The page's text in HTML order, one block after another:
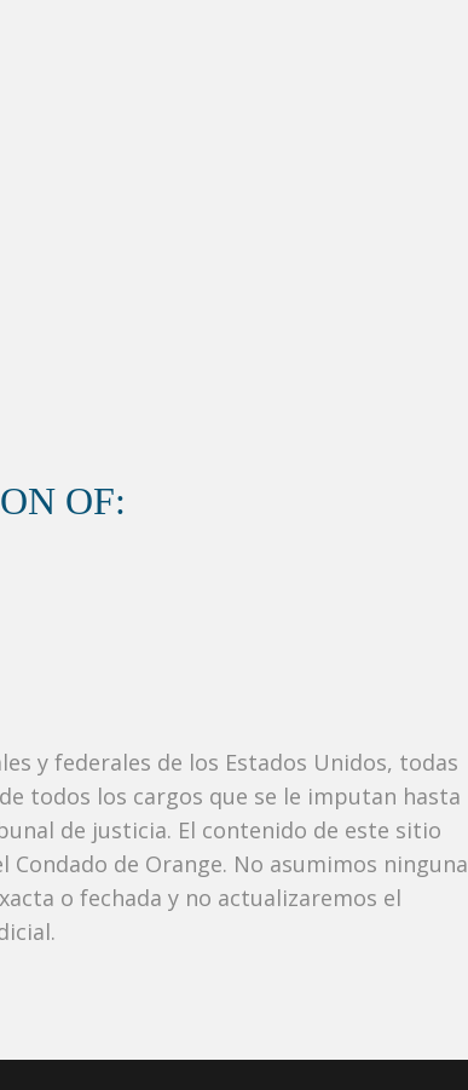
OF:
y federales de los Estados Unidos, todas
todos los cargos que se le imputan hasta
de justicia. El contenido de este sitio
de Orange. No asumimos ninguna
o fechada y no actualizaremos el